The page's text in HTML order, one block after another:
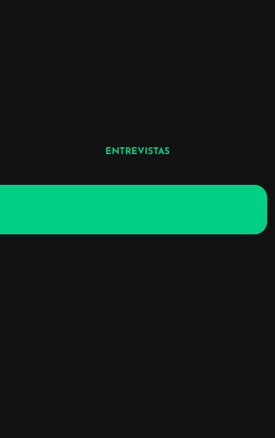
ENTREVISTAS